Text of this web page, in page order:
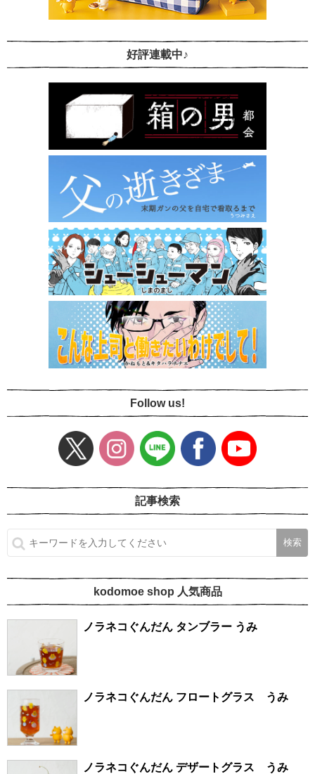
好評連載中♪
Follow us!
記事検索
kodomoe shop 人気商品
ノラネコぐんだん タンブラー うみ
ノラネコぐんだん フロートグラス うみ
ノラネコぐんだん デザートグラス うみ